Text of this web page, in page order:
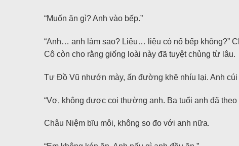
“Muốn ăn gì? Anh vào bếp.”
“Anh… anh làm sao? Liệu… liệu có nổ bếp không?”
Cô còn cho rằng giống loài này đã tuyệt chủng từ lâu.
Tư Đồ Vũ nhướn mày, ấn đường khẽ nhíu lại. Anh
“Vợ, không được coi thường anh. Ba tuổi anh đã theo
Châu Niệm bĩu môi, không so đo với anh nữa.